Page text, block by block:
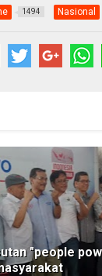
1494 Nasional
"people